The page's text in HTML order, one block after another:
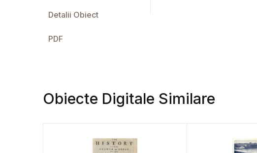
Detalii Obiect
PDF
Obiecte Digitale Similare